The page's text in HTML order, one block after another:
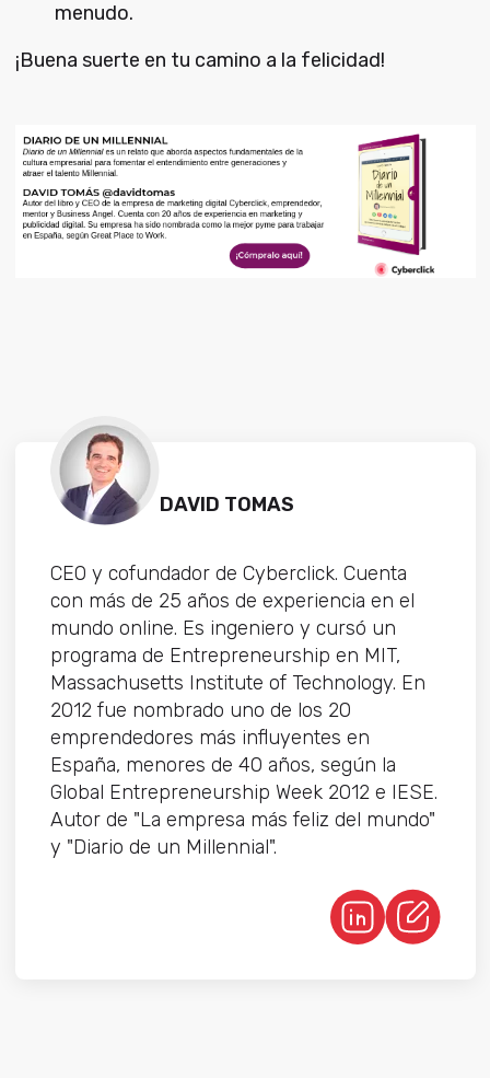
menudo.
¡Buena suerte en tu camino a la felicidad!
DAVID TOMAS
CEO y cofundador de Cyberclick. Cuenta
con más de 25 años de experiencia en el
mundo online. Es ingeniero y cursó un
programa de Entrepreneurship en MIT,
Massachusetts Institute of Technology. En
2012 fue nombrado uno de los 20
emprendedores más influyentes en
España, menores de 40 años, según la
Global Entrepreneurship Week 2012 e IESE.
Autor de "La empresa más feliz del mundo"
y "Diario de un Millennial".